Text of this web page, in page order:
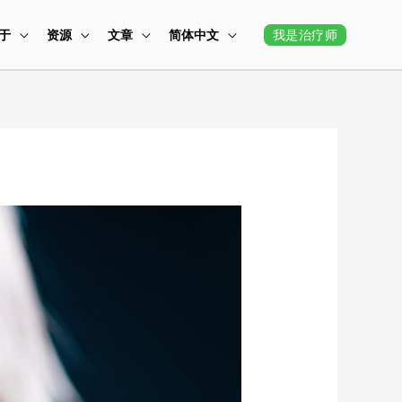
资源 文章 简体中文 我是治疗师